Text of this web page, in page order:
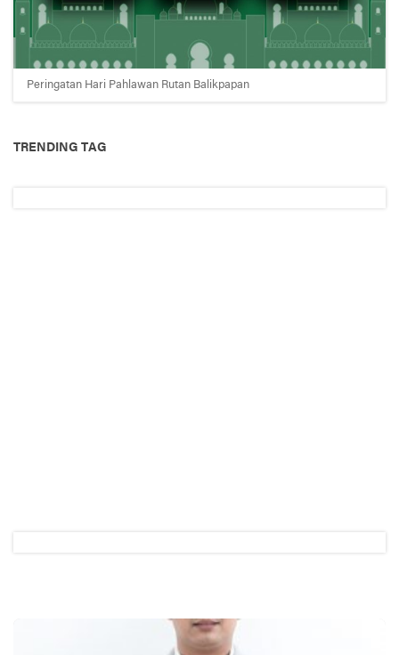
Peringatan Hari Pahlawan Rutan Balikpapan
TRENDING TAG